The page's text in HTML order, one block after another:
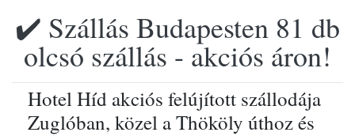
✔️ Szállás Budapesten 81 db
olcsó szállás - akciós áron!
Hotel Híd akciós felújított szállodája
Zuglóban, közel a Thököly úthoz és